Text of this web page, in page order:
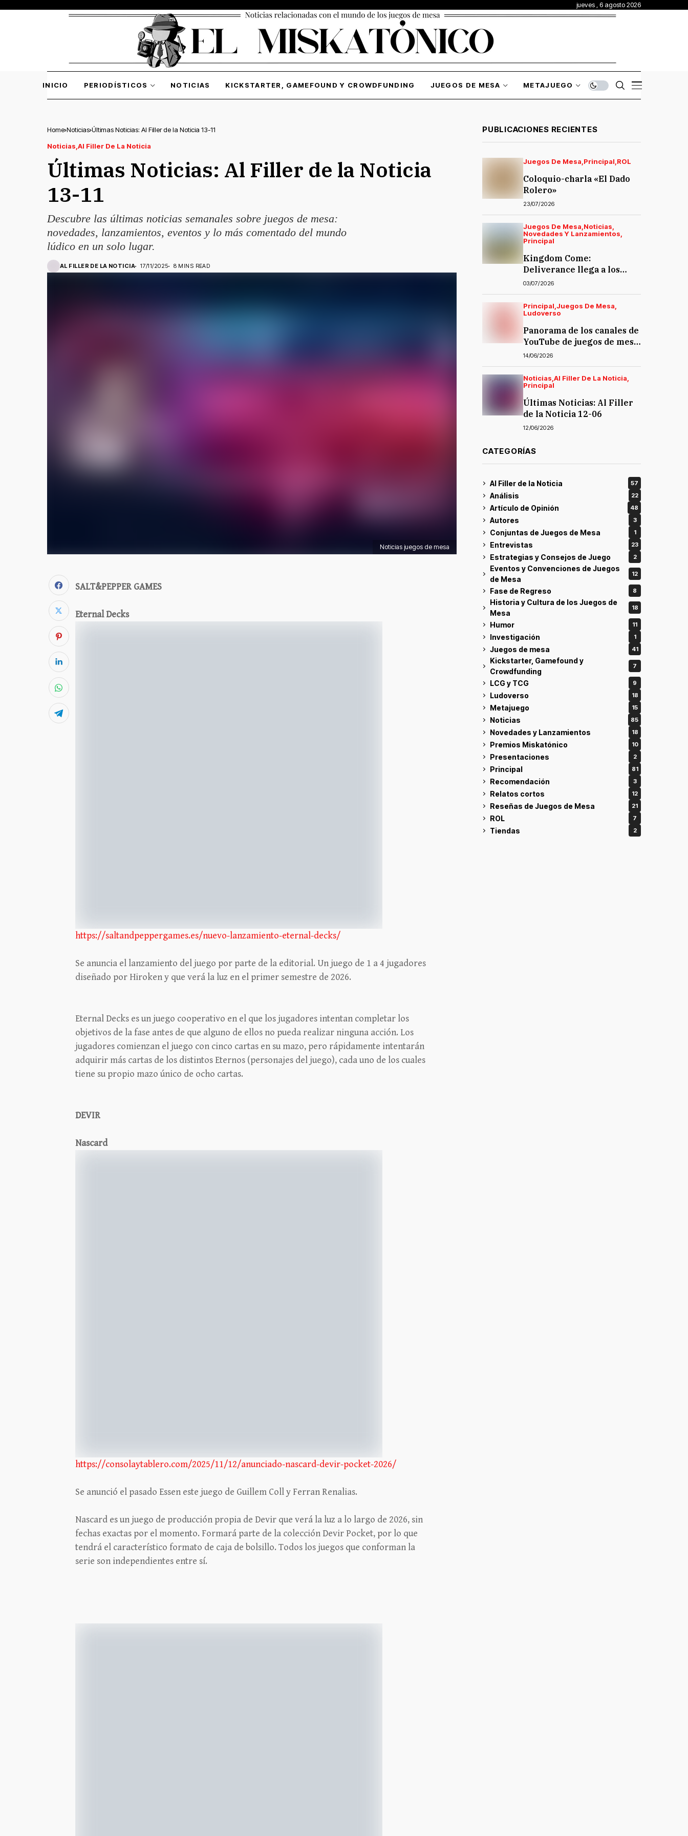
jueves , 6 agosto 2026
INICIO PERIODÍSTICOS NOTICIAS KICKSTARTER, GAMEFOUND Y CROWDFUNDING JUEGOS DE MESA METAJUEGO
Home Noticias Últimas Noticias: Al Filler de la Noticia 13-11
Noticias Al Filler De La Noticia
Últimas Noticias: Al Filler de la Noticia
13-11
Descubre las últimas noticias semanales sobre juegos de mesa:
novedades, lanzamientos, eventos y lo más comentado del mundo
lúdico en un solo lugar.
AL FILLER DE LA NOTICIA 17/11/2025 8 MINS READ
Noticias juegos de mesa
SALT&PEPPER GAMES
Eternal Decks
https://saltandpeppergames.es/nuevo-lanzamiento-eternal-decks/
Se anuncia el lanzamiento del juego por parte de la editorial. Un juego de 1 a 4 jugadores
diseñado por Hiroken y que verá la luz en el primer semestre de 2026.
Eternal Decks es un juego cooperativo en el que los jugadores intentan completar los
objetivos de la fase antes de que alguno de ellos no pueda realizar ninguna acción. Los
jugadores comienzan el juego con cinco cartas en su mazo, pero rápidamente intentarán
adquirir más cartas de los distintos Eternos (personajes del juego), cada uno de los cuales
tiene su propio mazo único de ocho cartas.
DEVIR
Nascard
https://consolaytablero.com/2025/11/12/anunciado-nascard-devir-pocket-2026/
Se anunció el pasado Essen este juego de Guillem Coll y Ferran Renalias.
Nascard es un juego de producción propia de Devir que verá la luz a lo largo de 2026, sin
fechas exactas por el momento. Formará parte de la colección Devir Pocket, por lo que
tendrá el característico formato de caja de bolsillo. Todos los juegos que conforman la
serie son independientes entre sí.
PUBLICACIONES RECIENTES
Juegos De Mesa Principal ROL
Coloquio-charla «El Dado
Rolero»
23/07/2026
Juegos De Mesa Noticias
Novedades Y Lanzamientos
Principal
Kingdom Come:
Deliverance llega a los
juegos de mesa… y la
polémica también
03/07/2026
Principal Juegos De Mesa
Ludoverso
Panorama de los canales de
YouTube de juegos de mesa
en español
14/06/2026
Noticias Al Filler De La Noticia
Principal
Últimas Noticias: Al Filler
de la Noticia 12-06
12/06/2026
CATEGORÍAS
Al Filler de la Noticia 57
Análisis 22
Artículo de Opinión 48
Autores 3
Conjuntas de Juegos de Mesa 1
Entrevistas 23
Estrategias y Consejos de Juego 2
Eventos y Convenciones de Juegos
de Mesa
12
Fase de Regreso 8
Historia y Cultura de los Juegos de
Mesa
18
Humor 11
Investigación 1
Juegos de mesa 41
Kickstarter, Gamefound y
Crowdfunding
7
LCG y TCG 9
Ludoverso 18
Metajuego 15
Noticias 85
Novedades y Lanzamientos 18
Premios Miskatónico 10
Presentaciones 2
Principal 81
Recomendación 3
Relatos cortos 12
Reseñas de Juegos de Mesa 21
ROL 7
Tiendas 2